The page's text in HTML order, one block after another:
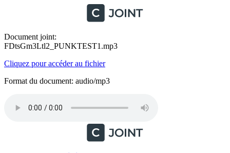
Document joint:
FDtsGm3Ltl2_PUNKTEST1.mp3
Cliquez pour accéder au fichier
Format du document: audio/mp3